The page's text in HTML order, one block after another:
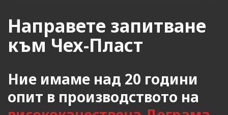
Направете запитване
към Чех-Пласт
Ние имаме над 20 години
опит в производството на